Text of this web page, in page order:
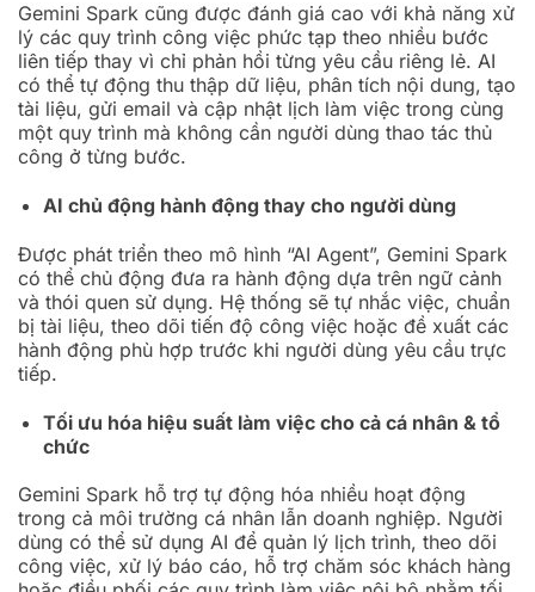
Gemini Spark cũng được đánh giá cao với khả năng xử
lý các quy trình công việc phức tạp theo nhiều bước
liên tiếp thay vì chỉ phản hồi từng yêu cầu riêng lẻ. AI
có thể tự động thu thập dữ liệu, phân tích nội dung, tạo
tài liệu, gửi email và cập nhật lịch làm việc trong cùng
một quy trình mà không cần người dùng thao tác thủ
công ở từng bước.
AI chủ động hành động thay cho người dùng
Được phát triển theo mô hình “AI Agent”, Gemini Spark
có thể chủ động đưa ra hành động dựa trên ngữ cảnh
và thói quen sử dụng. Hệ thống sẽ tự nhắc việc, chuẩn
bị tài liệu, theo dõi tiến độ công việc hoặc đề xuất các
hành động phù hợp trước khi người dùng yêu cầu trực
tiếp.
Tối ưu hóa hiệu suất làm việc cho cả cá nhân & tổ
chức
Gemini Spark hỗ trợ tự động hóa nhiều hoạt động
trong cả môi trường cá nhân lẫn doanh nghiệp. Người
dùng có thể sử dụng AI để quản lý lịch trình, theo dõi
công việc, xử lý báo cáo, hỗ trợ chăm sóc khách hàng